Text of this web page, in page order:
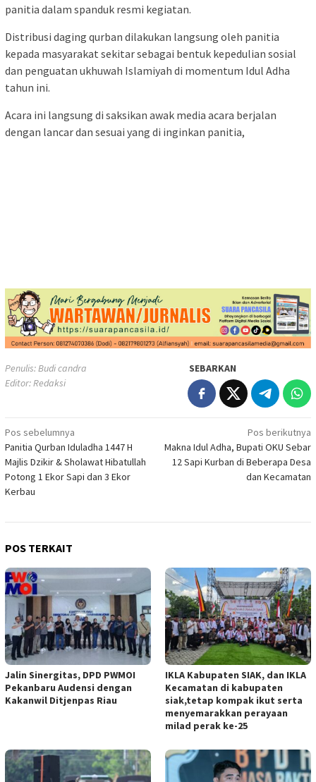
panitia dalam spanduk resmi kegiatan.
Distribusi daging qurban dilakukan langsung oleh panitia
kepada masyarakat sekitar sebagai bentuk kepedulian sosial
dan penguatan ukhuwah Islamiyah di momentum Idul Adha
tahun ini.
Acara ini langsung di saksikan awak media acara berjalan
dengan lancar dan sesuai yang di inginkan panitia,
Penulis: Budi candra
Editor: Redaksi
SEBARKAN
Navigasi
pos
Pos sebelumnya
Panitia Qurban Iduladha 1447 H
Majlis Dzikir & Sholawat Hibatullah
Potong 1 Ekor Sapi dan 3 Ekor
Kerbau
Pos berikutnya
Makna Idul Adha, Bupati OKU Sebar
12 Sapi Kurban di Beberapa Desa
dan Kecamatan
POS TERKAIT
Jalin Sinergitas, DPD PWMOI
Pekanbaru Audensi dengan
Kakanwil Ditjenpas Riau
IKLA Kabupaten SIAK, dan IKLA
Kecamatan di kabupaten
siak,tetap kompak ikut serta
menyemarakkan perayaan
milad perak ke-25